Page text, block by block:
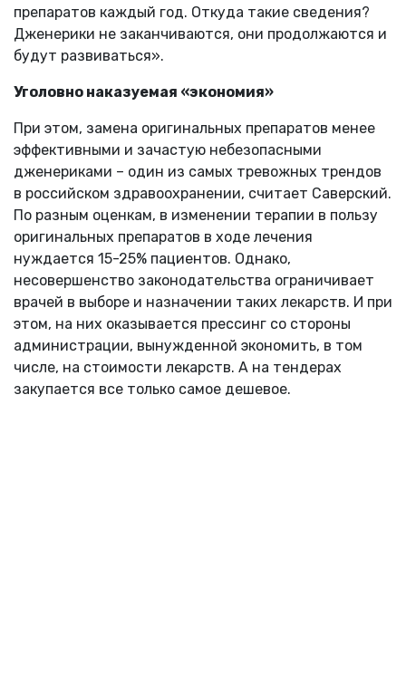
препаратов каждый год. Откуда такие сведения?
Дженерики не заканчиваются, они продолжаются и
будут развиваться».
Уголовно наказуемая «экономия»
При этом, замена оригинальных препаратов менее
эффективными и зачастую небезопасными
дженериками – один из самых тревожных трендов
в российском здравоохранении, считает Саверский.
По разным оценкам, в изменении терапии в пользу
оригинальных препаратов в ходе лечения
нуждается 15-25% пациентов. Однако,
несовершенство законодательства ограничивает
врачей в выборе и назначении таких лекарств. И при
этом, на них оказывается прессинг со стороны
администрации, вынужденной экономить, в том
числе, на стоимости лекарств. А на тендерах
закупается все только самое дешевое.